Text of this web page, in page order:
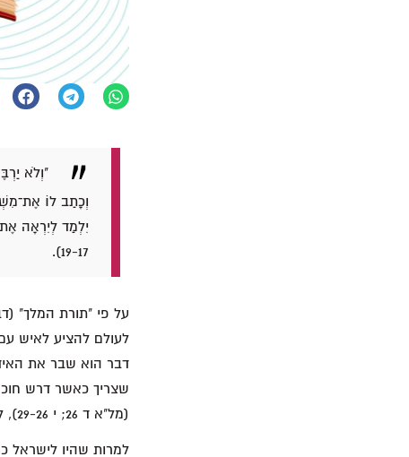
"וְלֹא
וְכָתַב לוֹ
יִלְמַד לְיִרְאָה
19-17).
(מל"א ד 26; י 29-26), לזהב (י 25-2) ולנשים (יא 4-3).
למרות שהיו לישראל